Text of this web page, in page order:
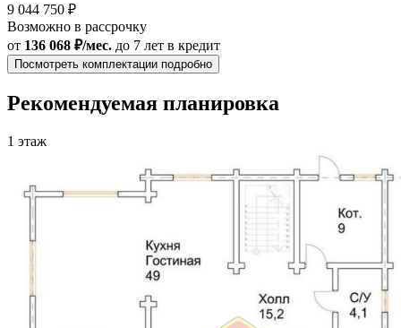
9 044 750 ₽
Возможно в рассрочку
от 136 068 ₽/мес. до 7 лет в кредит
Посмотреть комплектации подробно
Рекомендуемая планировка
1 этаж